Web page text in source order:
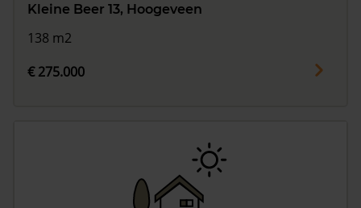
Kleine Beer 13, Hoogeveen
138 m2
€ 275.000